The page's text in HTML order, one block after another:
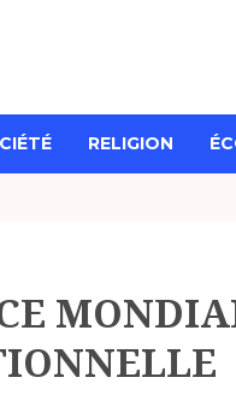
RELIGION